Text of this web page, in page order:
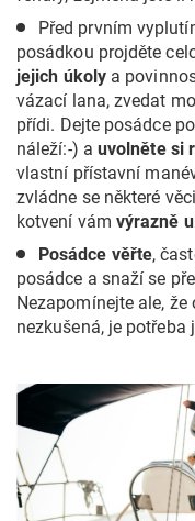
Před prvním
posádkou projděte
jejich úkolya
vázací lana, zvedat
přídi. Dejte posádce
náleží:-) a uvolněte si
vlastní přístavní
zvládne se některé
kotvení vám výrazně
Posádce věřte,
posádce a snaží se
Nezapomínejte ale,
nezkušená, je potřeba